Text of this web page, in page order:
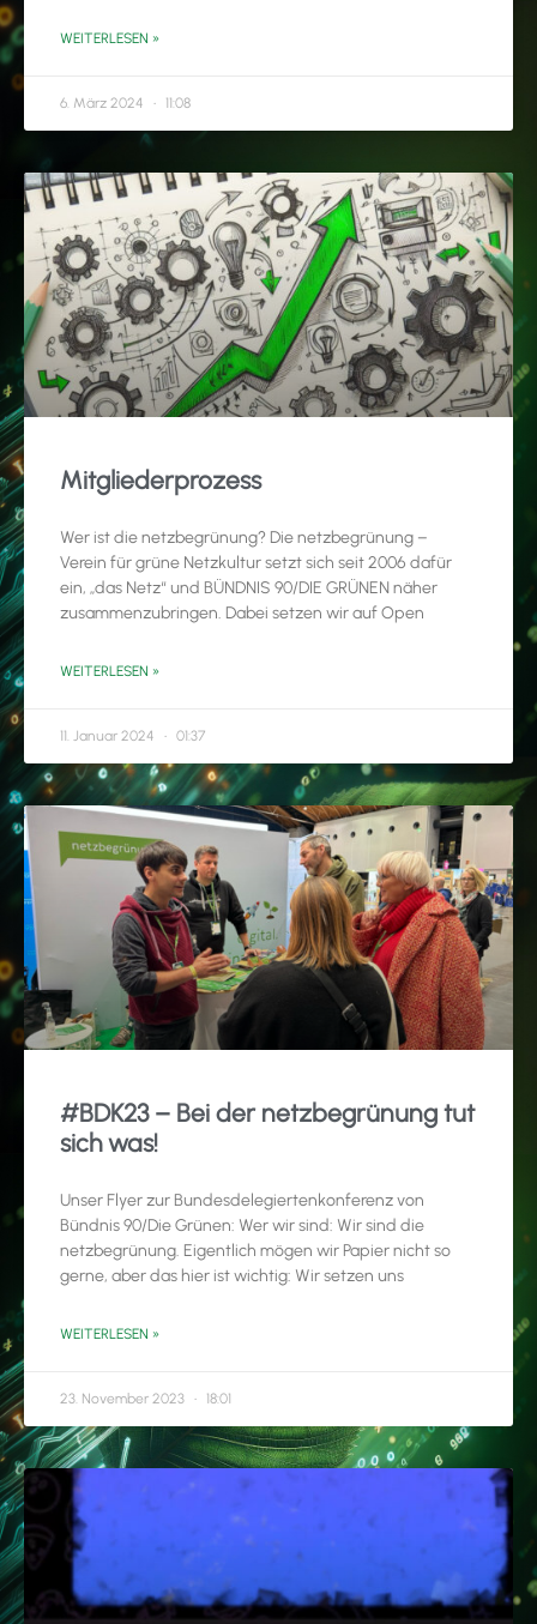
WEITERLESEN »
6. März 2024 11:08
Mitgliederprozess
Wer ist die netzbegrünung? Die netzbegrünung –
Verein für grüne Netzkultur setzt sich seit 2006 dafür
ein, „das Netz“ und BÜNDNIS 90/DIE GRÜNEN näher
zusammenzubringen. Dabei setzen wir auf Open
WEITERLESEN »
11. Januar 2024 01:37
#BDK23 – Bei der netzbegrünung tut
sich was!
Unser Flyer zur Bundesdelegiertenkonferenz von
Bündnis 90/Die Grünen: Wer wir sind: Wir sind die
netzbegrünung. Eigentlich mögen wir Papier nicht so
gerne, aber das hier ist wichtig: Wir setzen uns
WEITERLESEN »
23. November 2023 18:01